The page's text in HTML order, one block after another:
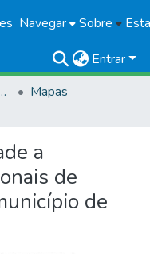
Navegar Sobre
Entrar
Mapas
a
de
de